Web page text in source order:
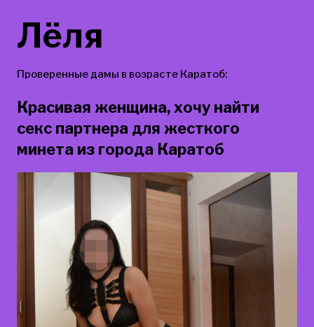
Лёля
Проверенные дамы в возрасте Каратоб:
Красивая женщина, хочу найти
секс партнера для жесткого
минета из города Каратоб